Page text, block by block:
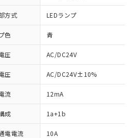
方式 LEDランプ
色 青
圧 AC/DC24V
圧 AC/DC24V±10%
流 12mA
成 1a+1b
電電流 10A